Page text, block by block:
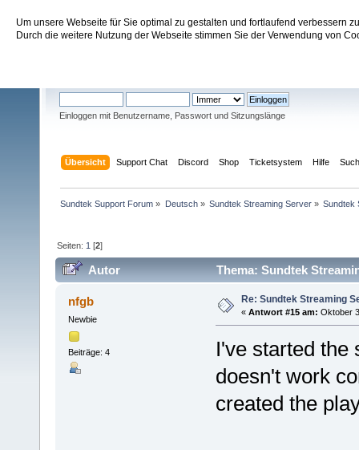
Um unsere Webseite für Sie optimal zu gestalten und fortlaufend verbessern
Durch die weitere Nutzung der Webseite stimmen Sie der Verwendung von
Sundtek Support Forum
Einloggen mit Benutzername, Passwort und Sitzungslänge
Übersicht Support Chat Discord Shop Ticketsystem Hilfe
Sundtek Support Forum » Deutsch» Sundtek Streaming Server» Sundtek
Seiten: 1 [2]
Autor Thema: Sundtek
nfgb
Newbie
Beiträge: 4
Re: Sundtek Streaming
« Antwort #15 am: Oktober
I've started the
doesn't work
created the